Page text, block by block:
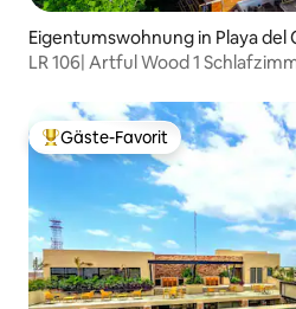
Eigentumswohnung in Playa del
LR 106| Artful Wood 1
Beliebter Gäste-Favorit.
Gäste-Favorit